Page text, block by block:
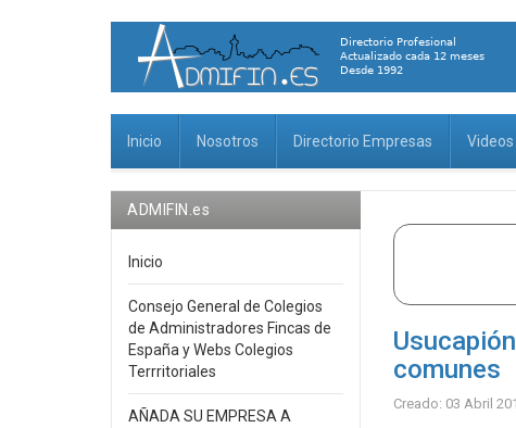
Inicio Nosotros Directorio Empresas Videos
comunes
Creado: 03 Abril
ADMIFIN.es
Inicio
Consejo General de Colegios
de Administradores Fincas de
España y Webs Colegios
Terrritoriales
AÑADA SU EMPRESA A